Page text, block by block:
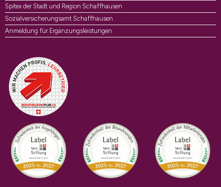
Spitex der Stadt und Region Schaffhausen
Sozialversicherungsamt Schaffhausen
Anmeldung für Ergänzungsleistungen
Auszeichnungen